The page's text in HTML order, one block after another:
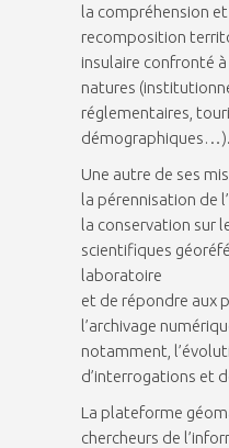
la compréhension et
recomposition
insulaire confronté
natures
réglementaires,
démographiques…).
Une autre de ses
la pérennisation de
la conservation sur
scientifiques
laboratoire
et de répondre aux
l’archivage
notamment,
d’interrogations et
La plateforme
chercheurs de